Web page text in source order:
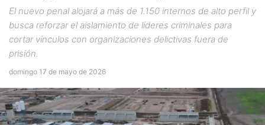
El nuevo penal alojará a más de 1.150 internos de alto perfil y
busca reforzar el aislamiento de líderes criminales para
cortar vínculos con organizaciones delictivas fuera de
prisión.
domingo 17 de mayo de 2026